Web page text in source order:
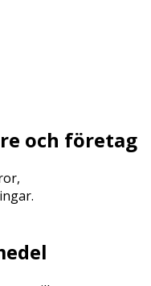
och företag